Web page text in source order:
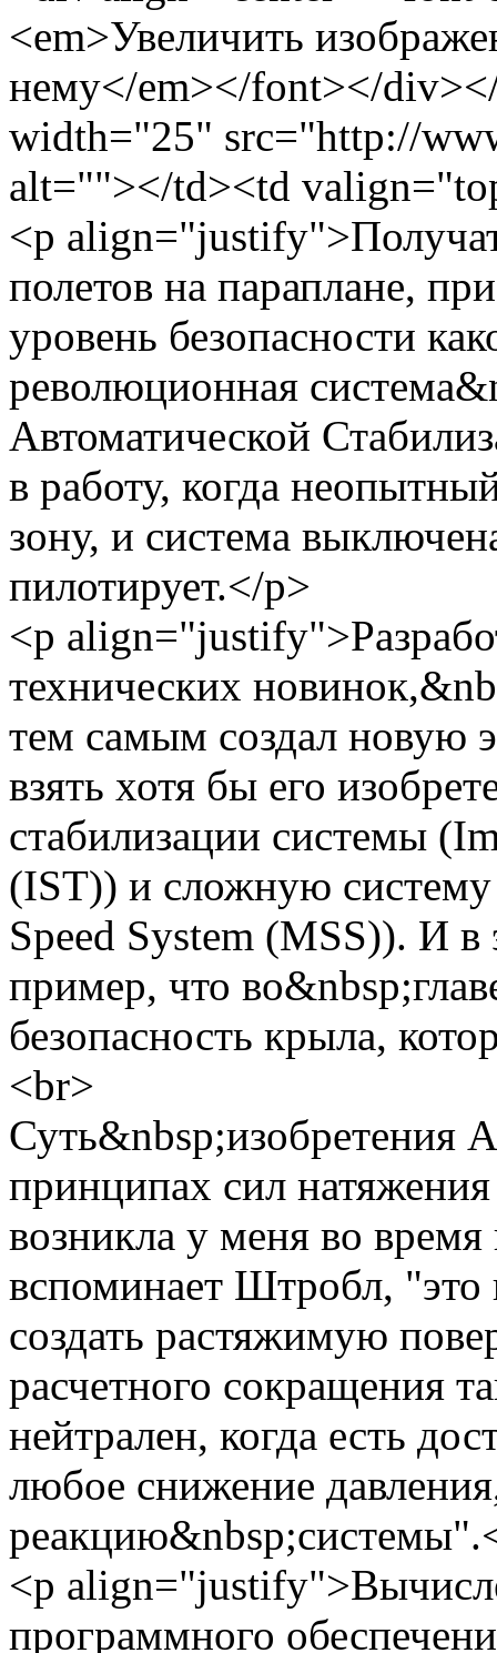
<em>Увеличить
нему</em></font></
width="25" src="http://
alt=""></td><td
<p
полетов на параплане,
уровень безопасности
революционная
Автоматической
в работу, когда
зону, и система
пилотирует.</p>
<p
технических
тем самым создал новую
взять хотя бы его
стабилизации системы
(IST)) и сложную
Speed System (MSS)). И в
пример, что
безопасность крыла,
<br>
Суть&nbsp;изобретения
принципах сил
возникла у меня во
вспоминает Штробл,
создать растяжимую
расчетного сокращения
нейтрален, когда есть
любое снижение
<p
программного